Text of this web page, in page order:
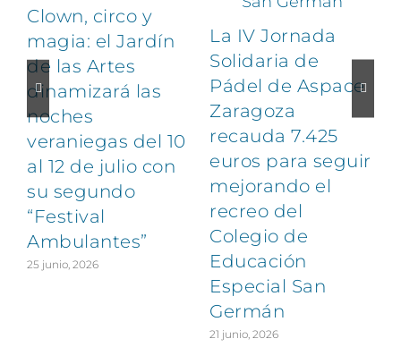
Clown, circo y
magia: el Jardín
de las Artes
dinamizará las
noches
veraniegas del 10
al 12 de julio con
su segundo
“Festival
Ambulantes”
25 junio, 2026
La IV Jornada
Solidaria de
Pádel de Aspace
Zaragoza
recauda 7.425
euros para seguir
mejorando el
recreo del
Colegio de
Educación
Especial San
Germán
21 junio, 2026